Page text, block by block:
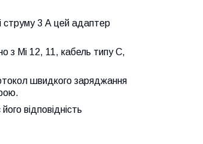
струму 3 А цей адаптер
з Mi 12, 11, кабель типу C,
швидкого заряджання
відповідність